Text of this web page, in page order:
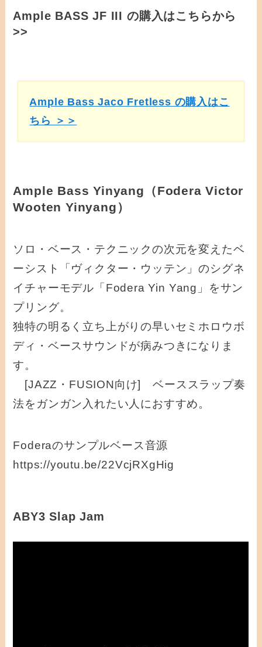
Ample BASS JF III の購入はこちらから
>>
Ample Bass Jaco Fretless の購入はこ
ちら ＞＞
Ample Bass Yinyang（Fodera Victor
Wooten Yinyang）
ソロ・ベース・テクニックの次元を変えたベ
ーシスト「ヴィクター・ウッテン」のシグネ
イチャーモデル「Fodera Yin Yang」をサン
プリング。
独特の明るく立ち上がりの早いセミホロウボ
ディ・ベースサウンドが病みつきになりま
す。
[JAZZ・FUSION向け] ベーススラップ奏
法をガンガン入れたい人におすすめ。
Foderaのサンプルベース音源
https://youtu.be/22VcjRXgHig
ABY3 Slap Jam